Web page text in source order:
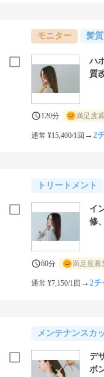
モニター 髪
ハ
質
120分 満足度
通常 ¥15,400/1回 →2
トリートメント
イ
修
60分 満足度募
通常 ¥7,150/1回 →2チ
メンテナンスカ
デ
ボ